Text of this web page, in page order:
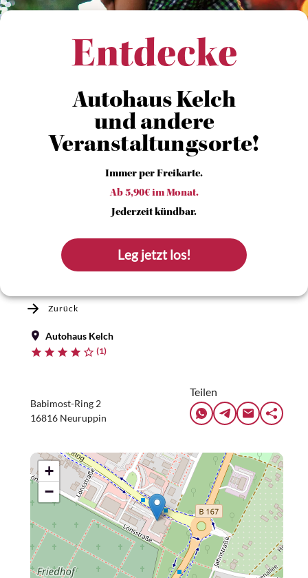
Entdecke
Autohaus Kelch
und andere
Veranstaltungsorte!
Immer per Freikarte.
Ab 5,90€ im Monat.
Jederzeit kündbar.
Leg jetzt los!
Zurück
Autohaus Kelch
(1)
Babimost-Ring 2
16816 Neuruppin
Teilen
+
−